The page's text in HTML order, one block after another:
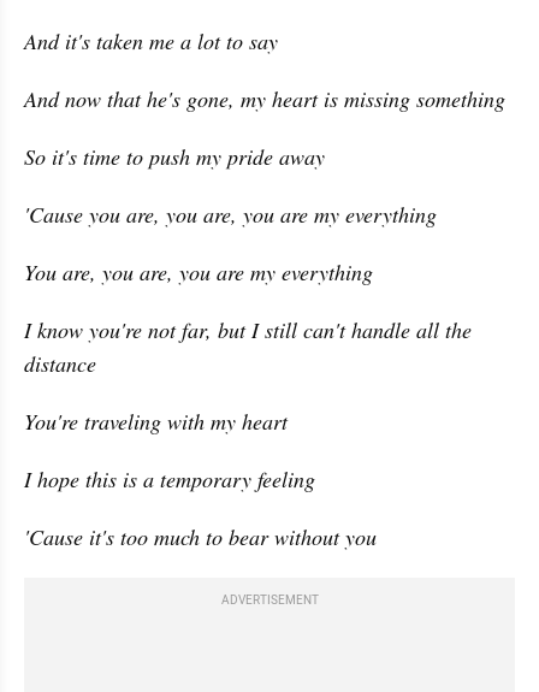
And it's taken me a lot to say
And now that he's gone, my heart is missing something
So it's time to push my pride away
'Cause you are, you are, you are my everything
You are, you are, you are my everything
I know you're not far, but I still can't handle all the
distance
You're traveling with my heart
I hope this is a temporary feeling
'Cause it's too much to bear without you
ADVERTISEMENT